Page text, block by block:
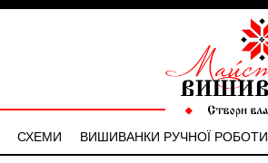
СХЕМИ ВИШИВАНКИ РУЧНОЇ РОБОТИ